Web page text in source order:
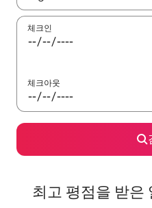
체크인
체크아웃
최고 평점을 받은